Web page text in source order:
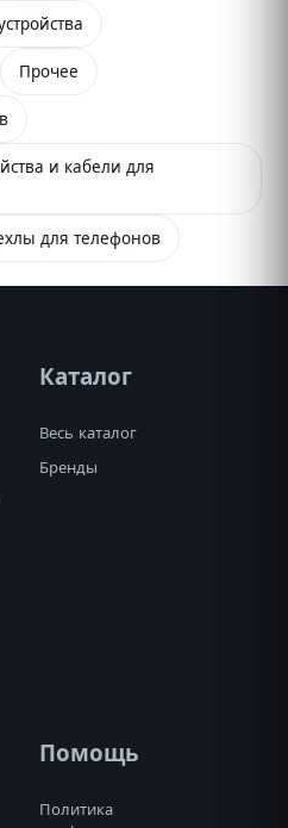
Прочее
и кабели для
для телефонов
Каталог
Весь каталог
Бренды
Помощь
Политика